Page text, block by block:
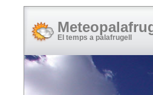
El temps a palafrugell